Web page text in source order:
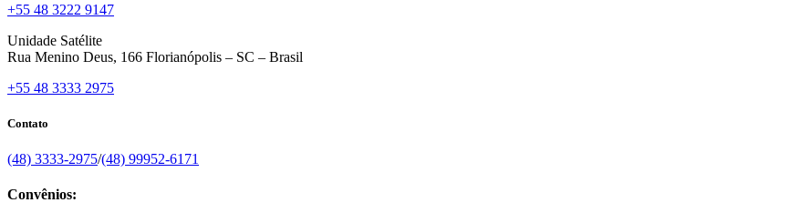
+55 48 3222 9147
Unidade Satélite
Rua Menino Deus, 166 Florianópolis – SC – Brasil
+55 48 3333 2975
Contato
(48) 3333-2975/(48) 99952-6171
Convênios: